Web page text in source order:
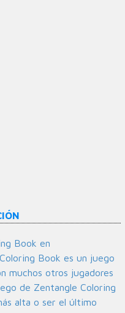
Book en
Book es un juego
muchos otros jugadores
de Zentangle Coloring
alta o ser el último